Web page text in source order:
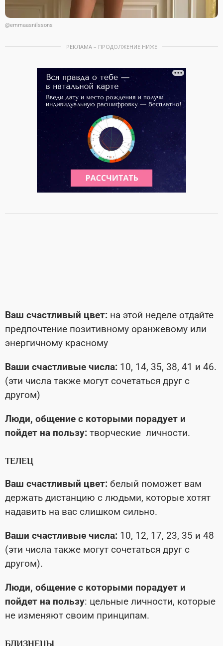
@emmaasnilssons
РЕКЛАМА – ПРОДОЛЖЕНИЕ НИЖЕ
Ваш счастливый цвет: на этой неделе отдайте
предпочтение позитивному оранжевому или
энергичному красному
Ваши счастливые числа: 10, 14, 35, 38, 41 и 46.
(эти числа также могут сочетаться друг с
другом)
Люди, общение с которыми порадует и
пойдет на пользу: творческие личности.
ТЕЛЕЦ
Ваш счастливый цвет: белый поможет вам
держать дистанцию с людьми, которые хотят
надавить на вас слишком сильно.
Ваши счастливые числа: 10, 12, 17, 23, 35 и 48
(эти числа также могут сочетаться друг с
другом).
Люди, общение с которыми порадует и
пойдет на пользу: цельные личности, которые
не изменяют своим принципам.
БЛИЗНЕЦЫ